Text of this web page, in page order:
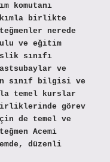
komutanı
birlikte
nerede
ve eğitim
sınıfı
ve
sınıf bilgisi ve
temel kurslar
görev
de temel ve
Acemi
düzenli